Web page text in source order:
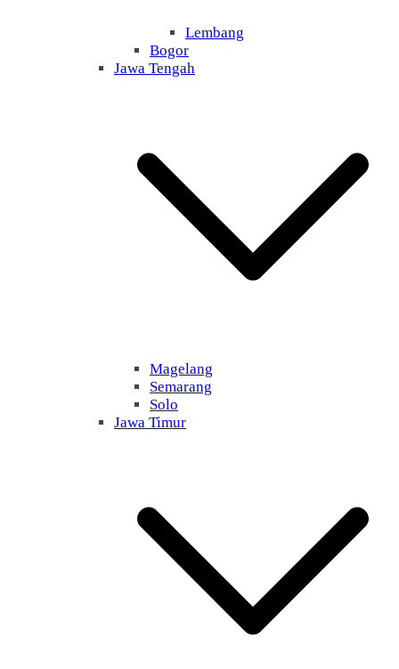
Lembang
Bogor
Jawa Tengah
Magelang
Semarang
Solo
Jawa Timur